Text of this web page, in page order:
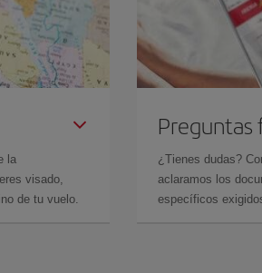
la
visado,
de tu vuelo.
¿Tienes dudas?
aclaramos los
específicos